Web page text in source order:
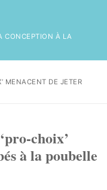
CONCEPTION À LA
MENACENT DE JETER
choix’
à la poubelle